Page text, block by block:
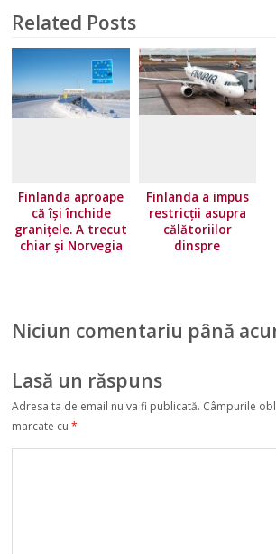
Related Posts
Finlanda aproape
că își închide
granițele. A trecut
chiar și Norvegia
Finlanda a impus
restricţii asupra
călătoriilor
dinspre
condițiile de
călătorie
Niciun comentariu până
Lasă un răspuns
Adresa ta de email nu va fi publicată. Câmpurile
marcate cu*